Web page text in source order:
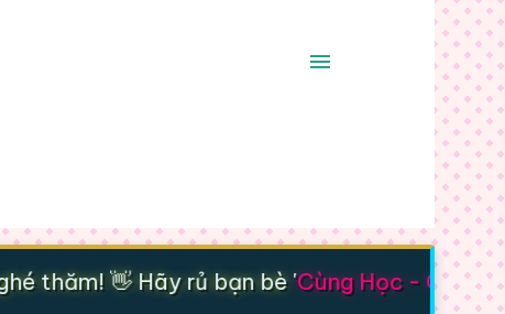
thăm! 👋 Hãy rủ bạn bè 'Cùng Học - Cùng